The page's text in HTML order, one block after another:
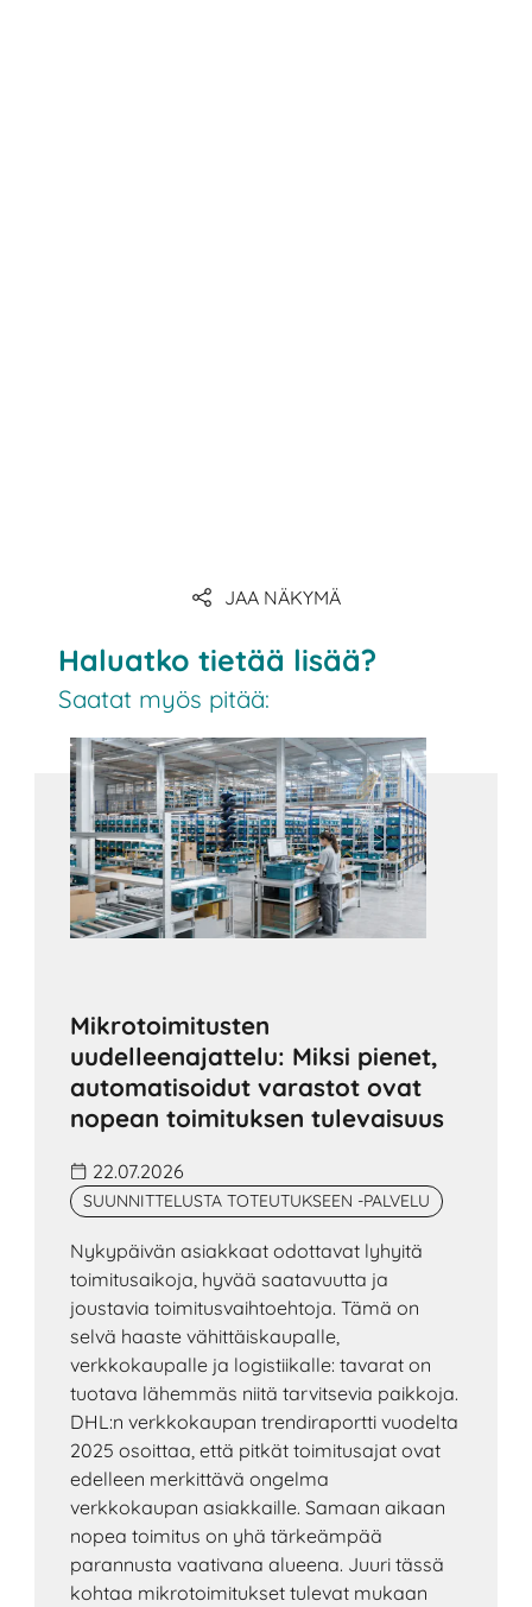
JAA NÄKYMÄ
Haluatko tietää lisää?
Saatat myös pitää:
Mikrotoimitusten
uudelleenajattelu: Miksi pienet,
automatisoidut varastot ovat
nopean toimituksen tulevaisuus
22.07.2026
SUUNNITTELUSTA TOTEUTUKSEEN -PALVELU
Nykypäivän asiakkaat odottavat lyhyitä
toimitusaikoja, hyvää saatavuutta ja
joustavia toimitusvaihtoehtoja. Tämä on
selvä haaste vähittäiskaupalle,
verkkokaupalle ja logistiikalle: tavarat on
tuotava lähemmäs niitä tarvitsevia paikkoja.
DHL:n verkkokaupan trendiraportti vuodelta
2025 osoittaa, että pitkät toimitusajat ovat
edelleen merkittävä ongelma
verkkokaupan asiakkaille. Samaan aikaan
nopea toimitus on yhä tärkeämpää
parannusta vaativana alueena. Juuri tässä
kohtaa mikrotoimitukset tulevat mukaan